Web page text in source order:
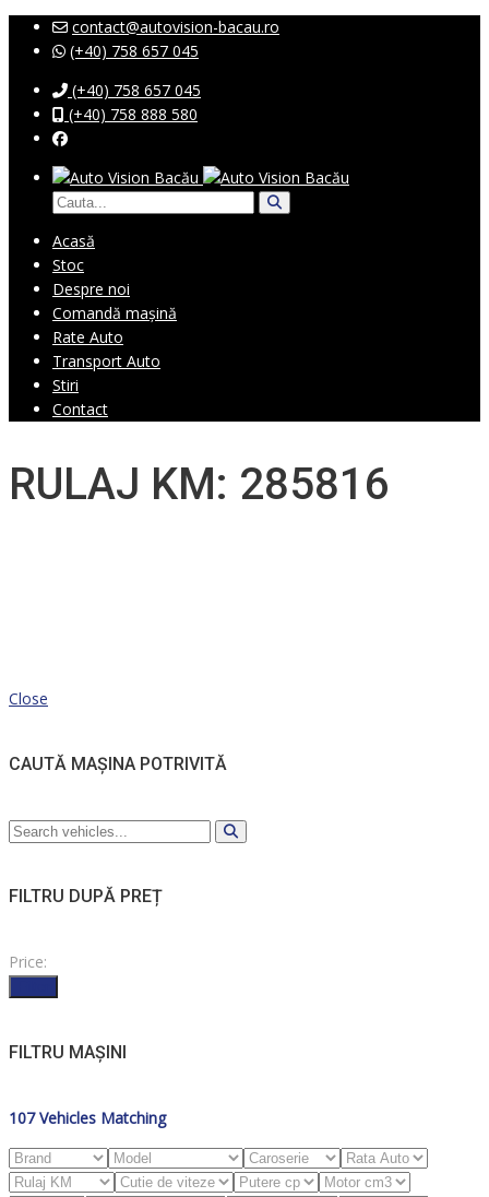
contact@autovision-bacau.ro
(+40) 758 657 045
(+40) 758 657 045
(+40) 758 888 580
Acasă
Stoc
Despre noi
Comandă mașină
Rate Auto
Transport Auto
Stiri
Contact
RULAJ KM: 285816
Close
CAUTĂ MAȘINA POTRIVITĂ
FILTRU DUPĂ PREȚ
Price:
FILTRU MAȘINI
107 Vehicles Matching